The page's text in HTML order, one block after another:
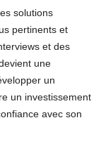
solutions
pertinents et
et des
une
un
un investissement
avec son